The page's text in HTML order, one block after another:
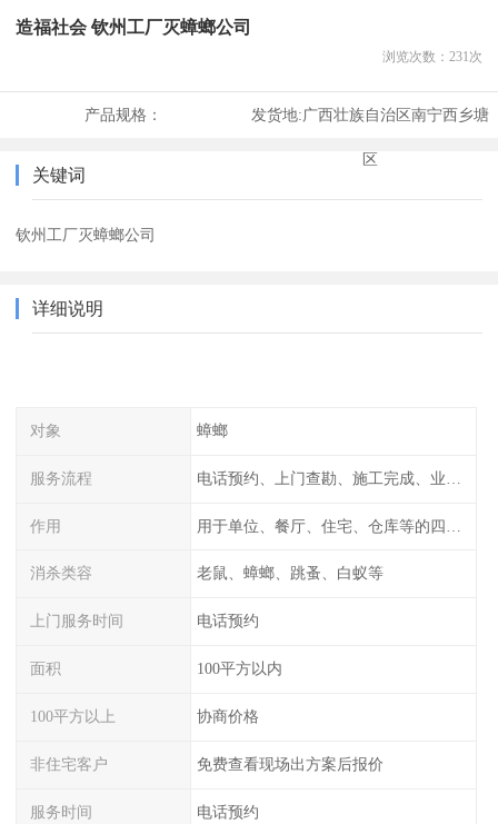
造福社会 钦州工厂灭蟑螂公司
浏览次数： 231次
产品规格： 发货地:广西壮族自治区南宁西乡塘
区
关键词
钦州工厂灭蟑螂公司
详细说明
对象 蟑螂
服务流程
作用
消杀类容 老鼠、蟑螂、跳蚤、白蚁等
上门服务时间 电话预约
面积 100平方以内
100平方以上 协商价格
非住宅客户 免费查看现场出方案后报价
服务时间 电话预约